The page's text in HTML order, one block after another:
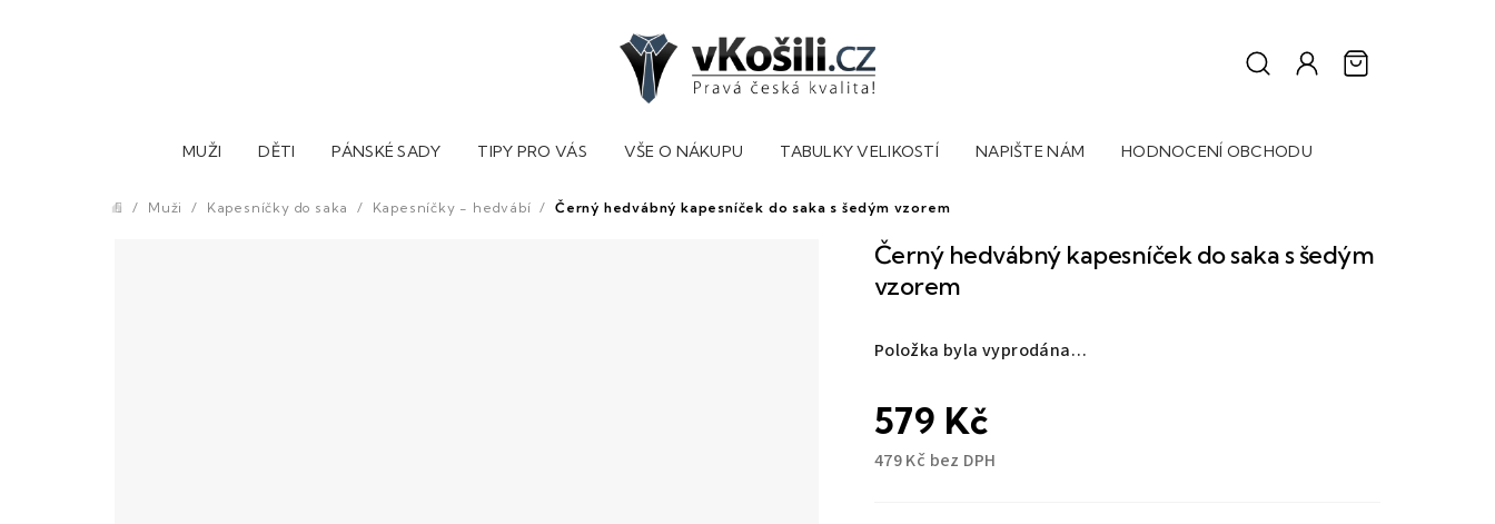
MUŽI DĚTI PÁNSKÉ SADY TIPY PRO VÁS VŠE O NÁKUPU TABULKY VELIKOSTÍ NAPIŠTE NÁM HODNOCENÍ OBCHODU
Domů
/ Muži / Kapesníčky do saka / Kapesníčky - hedvábí / Černý hedvábný kapesníček do saka s šedým vzorem
Černý hedvábný kapesníček do saka s šedým
vzorem
Položka byla vyprodána…
579 Kč
479 Kč bez DPH